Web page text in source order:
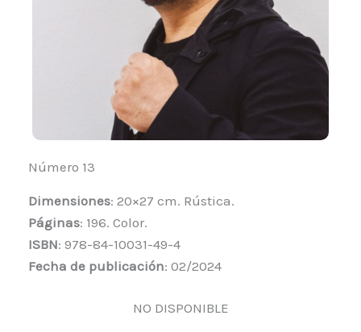
Número 13
Dimensiones: 20×27 cm. Rústica.
Páginas: 196. Color.
ISBN: 978-84-10031-49-4
Fecha de publicación: 02/2024
NO DISPONIBLE